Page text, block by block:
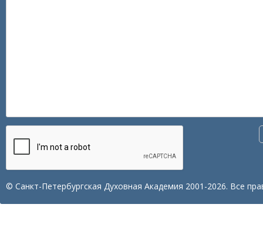
© Санкт-Петербургская Духовная Академия 2001-2026. Все